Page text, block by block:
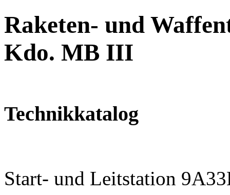
Raketen- und
Kdo. MB III
Technikkatalog
Start- und Leitstation